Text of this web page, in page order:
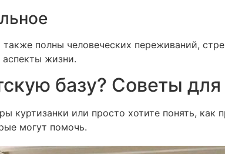
полны человеческих переживаний,
жизни.
базу? Советы для
куртизанки или просто хотите понять,
могут помочь.